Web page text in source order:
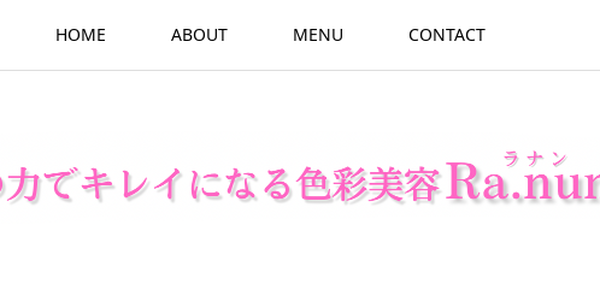
HOME ABOUT MENU CONTACT